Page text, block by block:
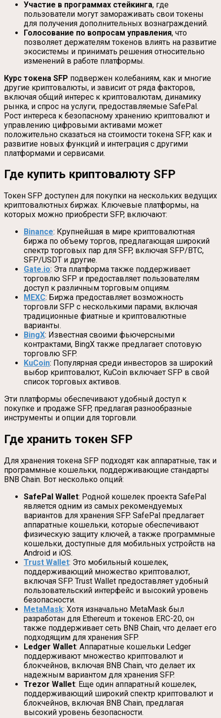
Участие в программах стейкинга, где
пользователи могут замораживать свои токены
для получения дополнительных вознаграждений.
Голосование по вопросам управления, что
позволяет держателям токенов влиять на развитие
экосистемы и принимать решения относительно
изменений в работе платформы.
Курс токена SFP подвержен колебаниям, как и многие
другие криптовалюты, и зависит от ряда факторов,
включая общий интерес к криптовалютам, динамику
рынка, и спрос на услуги, предоставляемые SafePal.
Рост интереса к безопасному хранению криптовалют и
управлению цифровыми активами может
положительно сказаться на стоимости токена SFP, как и
развитие новых функций и интеграция с другими
платформами и сервисами.
Где купить криптовалюту SFP
Токен SFP доступен для покупки на нескольких ведущих
криптовалютных биржах. Ключевые платформы, на
которых можно приобрести SFP, включают:
Binance: Крупнейшая в мире криптовалютная
биржа по объему торгов, предлагающая широкий
спектр торговых пар для SFP, включая SFP/BTC,
SFP/USDT и другие.
Gate.io: Эта платформа также поддерживает
торговлю SFP и предоставляет пользователям
доступ к различным торговым опциям.
MEXC: Биржа предоставляет возможность
торговли SFP с несколькими парами, включая
традиционные фиатные и криптовалютные
варианты.
BingX: Известная своими фьючерсными
контрактами, BingX также предлагает спотовую
торговлю SFP.
KuCoin: Популярная среди инвесторов за широкий
выбор криптовалют, KuCoin включает SFP в свой
список торговых активов.
Эти платформы обеспечивают удобный доступ к
покупке и продаже SFP, предлагая разнообразные
инструменты и опции для торговли.
Где хранить токен SFP
Для хранения токена SFP подходят как аппаратные, так и
программные кошельки, поддерживающие стандарты
BNB Chain. Вот несколько опций:
SafePal Wallet: Родной кошелек проекта SafePal
является одним из самых рекомендуемых
вариантов для хранения SFP. SafePal предлагает
аппаратные кошельки, которые обеспечивают
физическую защиту ключей, а также программные
кошельки, доступные для мобильных устройств на
Android и iOS.
Trust Wallet: Это мобильный кошелек,
поддерживающий множество криптовалют,
включая SFP. Trust Wallet предоставляет удобный
пользовательский интерфейс и высокий уровень
безопасности.
MetaMask: Хотя изначально MetaMask был
разработан для Ethereum и токенов ERC-20, он
также поддерживает сеть BNB Chain, что делает его
подходящим для хранения SFP.
Ledger Wallet: Аппаратные кошельки Ledger
поддерживают множество криптовалют и
блокчейнов, включая BNB Chain, что делает их
надежным вариантом для хранения SFP.
Trezor Wallet: Еще один аппаратный кошелек,
поддерживающий широкий спектр криптовалют и
блокчейнов, включая BNB Chain, предлагая
высокий уровень безопасности.